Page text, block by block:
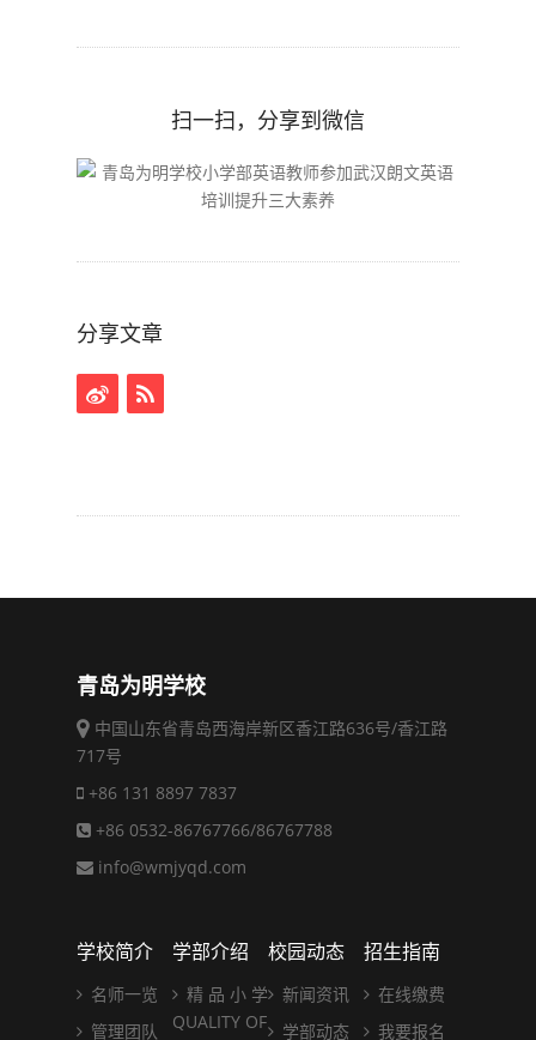
扫一扫，分享到微信
分享文章
青岛为明学校
中国山东省青岛西海岸新区香江路636号/香江路
717号
+86 131 8897 7837
+86 0532-86767766/86767788
info@wmjyqd.com
学校简介
名师一览
管理团队
学部介绍
精 品 小 学
QUALITY OF
校园动态
新闻资讯
学部动态
招生指南
在线缴费
我要报名